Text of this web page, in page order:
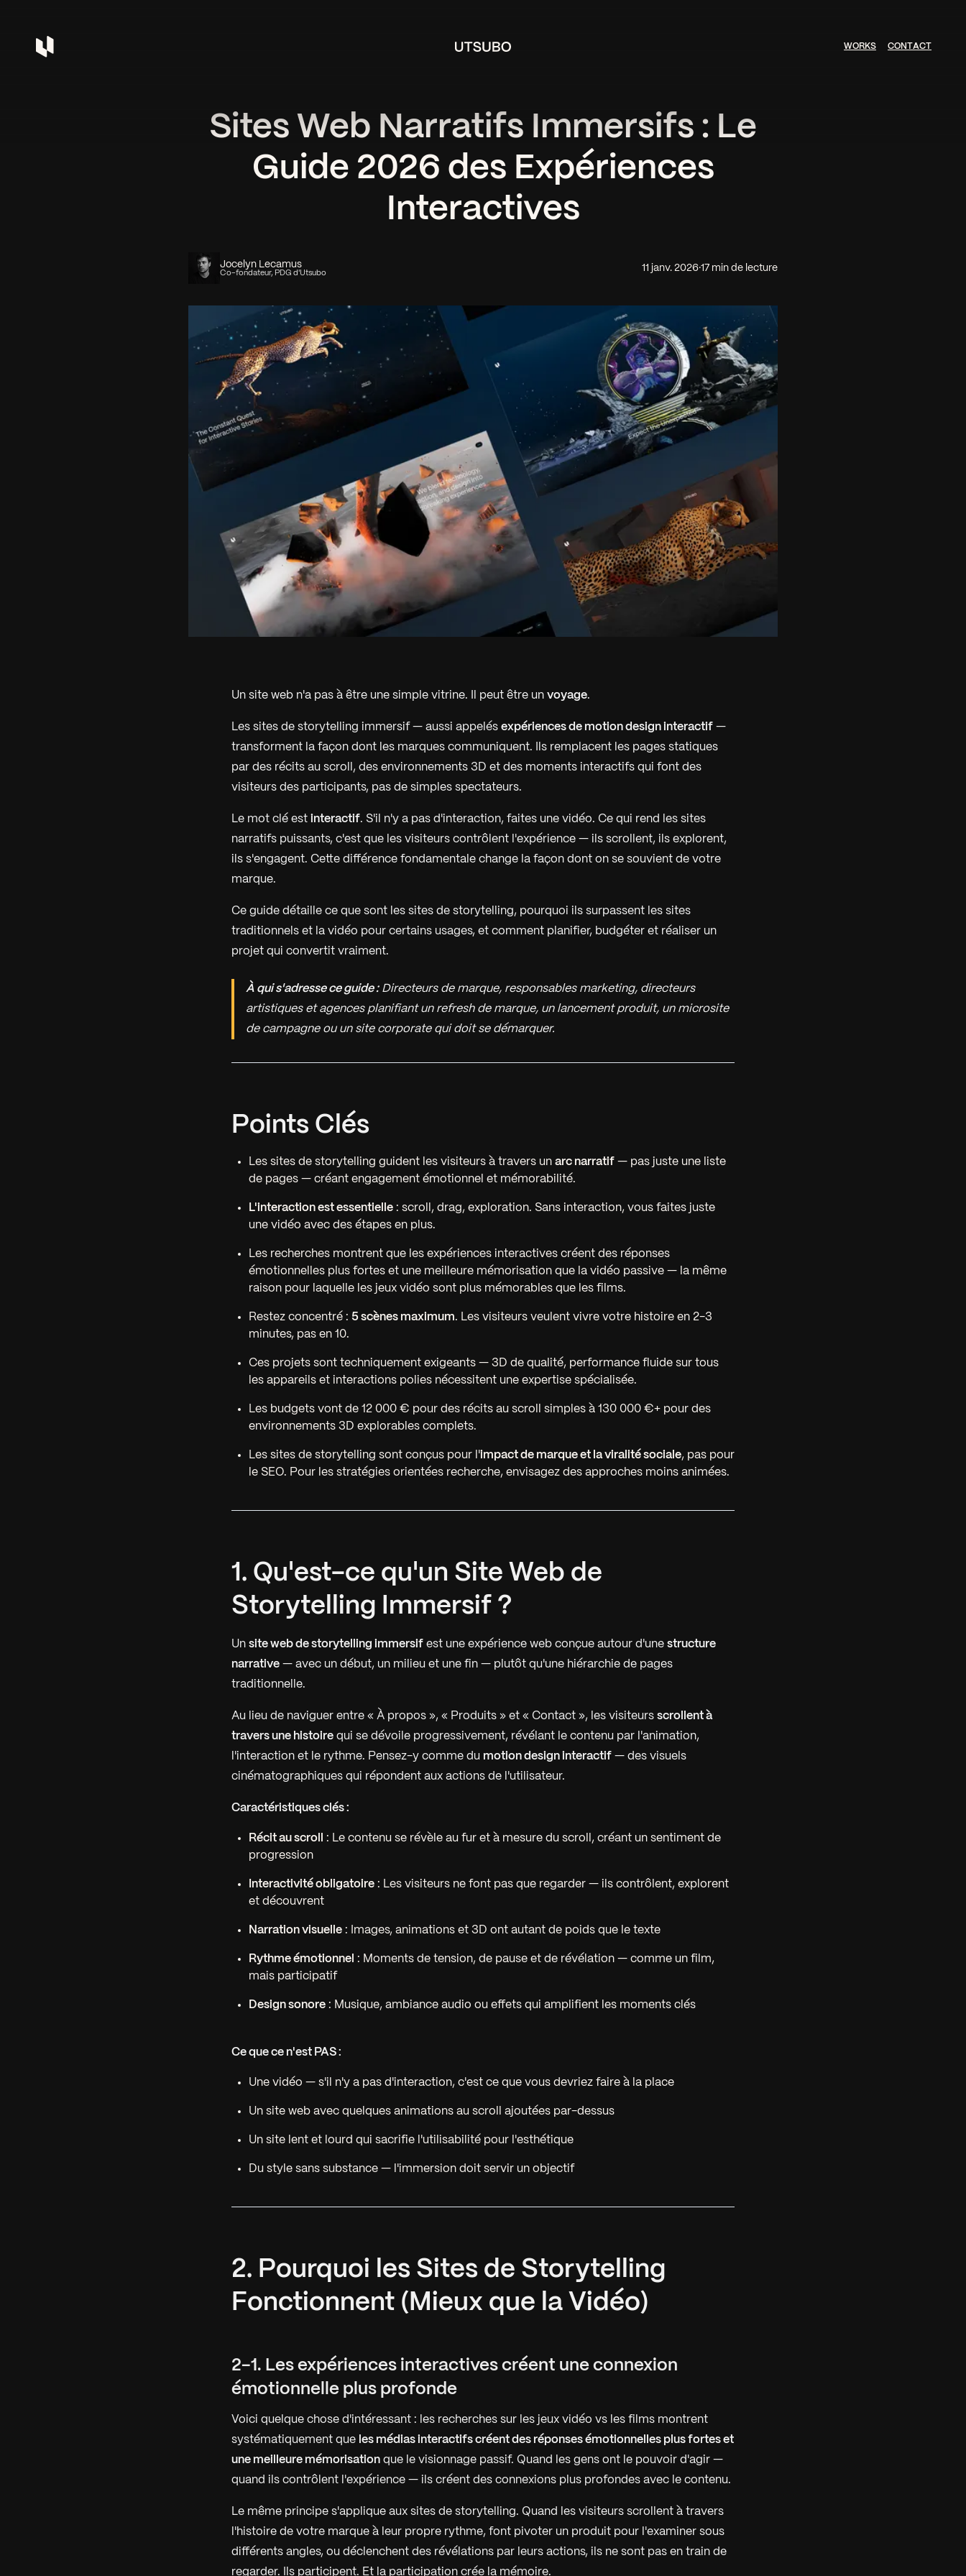
WORKS CONTACT
Sites Web Narratifs Immersifs : Le
Guide 2026 des Expériences
Interactives
Jocelyn Lecamus
Co-fondateur, PDG d'Utsubo 11 janv. 2026·17 min de lecture
Un site web n'a pas à être une simple vitrine. Il peut être un voyage.
Les sites de storytelling immersif — aussi appelés expériences de motion design interactif —
transforment la façon dont les marques communiquent. Ils remplacent les pages statiques
par des récits au scroll, des environnements 3D et des moments interactifs qui font des
visiteurs des participants, pas de simples spectateurs.
Le mot clé est interactif. S'il n'y a pas d'interaction, faites une vidéo. Ce qui rend les sites
narratifs puissants, c'est que les visiteurs contrôlent l'expérience — ils scrollent, ils explorent,
ils s'engagent. Cette différence fondamentale change la façon dont on se souvient de votre
marque.
Ce guide détaille ce que sont les sites de storytelling, pourquoi ils surpassent les sites
traditionnels et la vidéo pour certains usages, et comment planifier, budgéter et réaliser un
projet qui convertit vraiment.
À qui s'adresse ce guide :Directeurs de marque, responsables marketing, directeurs
artistiques et agences planifiant un refresh de marque, un lancement produit, un microsite
de campagne ou un site corporate qui doit se démarquer.
Points Clés
Les sites de storytelling guident les visiteurs à travers un arc narratif — pas juste une liste
de pages — créant engagement émotionnel et mémorabilité.
L'interaction est essentielle : scroll, drag, exploration. Sans interaction, vous faites juste
une vidéo avec des étapes en plus.
Les recherches montrent que les expériences interactives créent des réponses
émotionnelles plus fortes et une meilleure mémorisation que la vidéo passive — la même
raison pour laquelle les jeux vidéo sont plus mémorables que les films.
Restez concentré : 5 scènes maximum. Les visiteurs veulent vivre votre histoire en 2-3
minutes, pas en 10.
Ces projets sont techniquement exigeants — 3D de qualité, performance fluide sur tous
les appareils et interactions polies nécessitent une expertise spécialisée.
Les budgets vont de 12 000 € pour des récits au scroll simples à 130 000 €+ pour des
environnements 3D explorables complets.
Les sites de storytelling sont conçus pour l'impact de marque et la viralité sociale, pas pour
le SEO. Pour les stratégies orientées recherche, envisagez des approches moins animées.
1. Qu'est-ce qu'un Site Web de
Storytelling Immersif ?
Un site web de storytelling immersif est une expérience web conçue autour d'une structure
narrative — avec un début, un milieu et une fin — plutôt qu'une hiérarchie de pages
traditionnelle.
Au lieu de naviguer entre « À propos », « Produits » et « Contact », les visiteurs scrollent à
travers une histoire qui se dévoile progressivement, révélant le contenu par l'animation,
l'interaction et le rythme. Pensez-y comme du motion design interactif — des visuels
cinématographiques qui répondent aux actions de l'utilisateur.
Caractéristiques clés :
Récit au scroll
: Le contenu se révèle au fur et à mesure du scroll, créant un sentiment de
progression
Interactivité obligatoire : Les visiteurs ne font pas que regarder — ils contrôlent, explorent
et découvrent
Narration visuelle : Images, animations et 3D ont autant de poids que le texte
Rythme émotionnel : Moments de tension, de pause et de révélation — comme un film,
mais participatif
Design sonore : Musique, ambiance audio ou effets qui amplifient les moments clés
Ce que ce n'est PAS :
Une vidéo — s'il n'y a pas d'interaction, c'est ce que vous devriez faire à la place
Un site web avec quelques animations au scroll ajoutées par-dessus
Un site lent et lourd qui sacrifie l'utilisabilité pour l'esthétique
Du style sans substance — l'immersion doit servir un objectif
2. Pourquoi les Sites de Storytelling
Fonctionnent (Mieux que la Vidéo)
2-1. Les expériences interactives créent une connexion
émotionnelle plus profonde
Voici quelque chose d'intéressant : les recherches sur les jeux vidéo vs les films montrent
systématiquement que les médias interactifs créent des réponses émotionnelles plus fortes et
une meilleure mémorisation que le visionnage passif. Quand les gens ont le pouvoir d'agir —
quand ils contrôlent l'expérience — ils créent des connexions plus profondes avec le contenu.
Le même principe s'applique aux sites de storytelling. Quand les visiteurs scrollent à travers
l'histoire de votre marque à leur propre rythme, font pivoter un produit pour l'examiner sous
différents angles, ou déclenchent des révélations par leurs actions, ils ne sont pas en train de
regarder. Ils participent. Et la participation crée la mémoire.